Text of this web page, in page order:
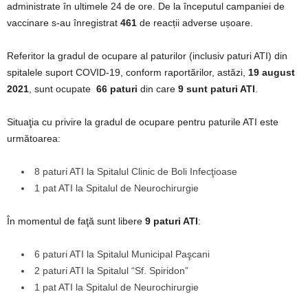
administrate în ultimele 24 de ore. De la începutul campaniei de
vaccinare s-au înregistrat 461 de reacții adverse ușoare.
Referitor la gradul de ocupare al paturilor (inclusiv paturi ATI) din
spitalele suport COVID-19, conform raportărilor, astăzi, 19 august
2021 , sunt ocupate 66 paturi din care 9 sunt paturi ATI
Situaţia cu privire la gradul de ocupare pentru paturile ATI este
următoarea:
8 paturi ATI la Spitalul Clinic de Boli Infecţioase
1 pat ATI la Spitalul de Neurochirurgie
În momentul de faţă sunt libere 9 paturi ATI:
6 paturi ATI la Spitalul Municipal Paşcani
2 paturi ATI la Spitalul “Sf. Spiridon”
1 pat ATI la Spitalul de Neurochirurgie